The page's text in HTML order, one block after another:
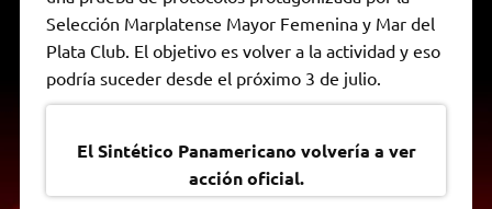
A
p
p
r
a
m
e
r
o
k
n
g
e
r
n
k
F
r
i
n
d
Selección Marplatense Mayor Femenina y Mar del
Plata Club. El objetivo es volver a la actividad y eso
podría suceder desde el próximo 3 de julio.
El Sintético Panamericano volvería a ver
acción oficial.